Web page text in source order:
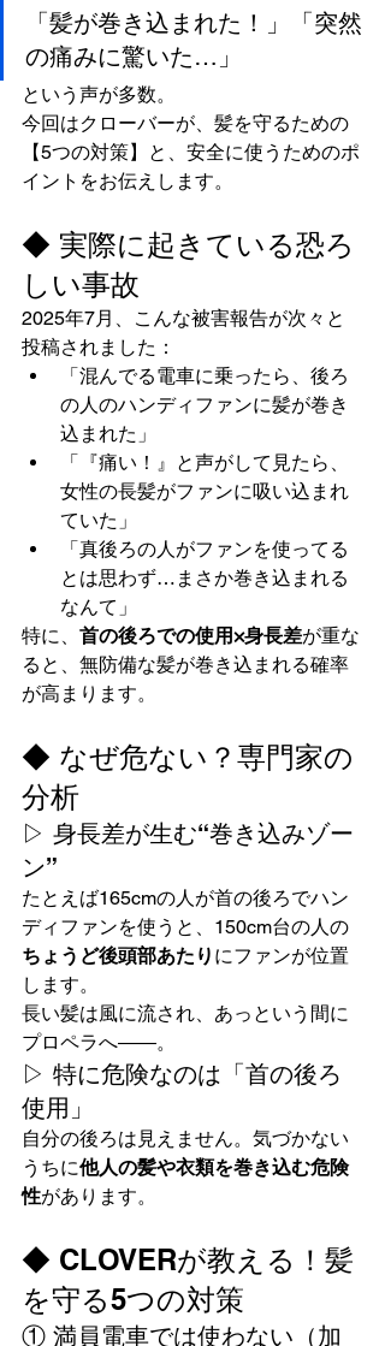
「髪が巻き込まれた！」「突然
の痛みに驚いた…」
という声が多数。
今回はクローバーが、髪を守るための
【5つの対策】と、安全に使うためのポ
イントをお伝えします。
◆ 実際に起きている恐ろ
しい事故
2025年7月、こんな被害報告が次々と
投稿されました：
「混んでる電車に乗ったら、後ろ
の人のハンディファンに髪が巻き
込まれた」
「『痛い！』と声がして見たら、
女性の長髪がファンに吸い込まれ
ていた」
「真後ろの人がファンを使ってる
とは思わず…まさか巻き込まれる
なんて」
特に、 首の後ろでの使用×身長差が重な
ると、無防備な髪が巻き込まれる確率
が高まります。
◆ なぜ危ない？専門家の
分析
▷ 身長差が生む“巻き込みゾー
ン”
たとえば165cmの人が首の後ろでハン
ディファンを使うと、150cm台の人の
ちょうど後頭部あたり にファンが位置
します。
長い髪は風に流され、あっという間に
プロペラへ――。
▷ 特に危険なのは「首の後ろ
使用」
自分の後ろは見えません。気づかない
うちに他人の髪や衣類を巻き込む危険
性があります。
◆ CLOVERが教える！髪
を守る5つの対策
① 満員電車では使わない（加